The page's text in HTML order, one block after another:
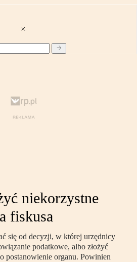
niekorzystne
fiskusa
się od decyzji, w której urzędnicy
podatkowe, albo złożyć
postanowienie organu. Powinien